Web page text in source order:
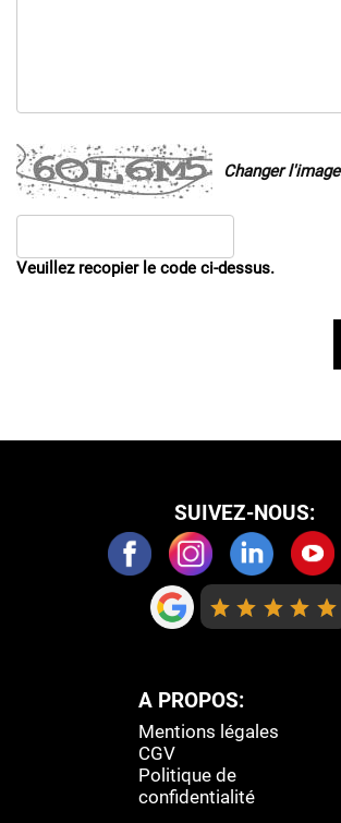
Changer l'image
Veuillez recopier le code ci-dessus.
SUIVEZ-NOUS:
A PROPOS:
Mentions légales
CGV
Politique de
confidentialité